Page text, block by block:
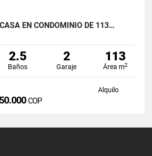
EN CONDOMINIO DE 113…
2.5
Baños
2
Garaje
113
Área m2
Alquilo
COP